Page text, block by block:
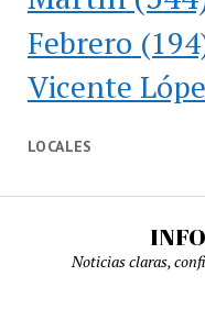
Febrero
Vicente
LOCALES
Noticias claras,